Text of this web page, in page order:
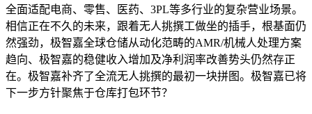
全面适配电商、零售、医药、3PL等多行业的复杂营业场景。
相信正在不久的未来，跟着无人挑撰工做坐的插手，根基面仍
然强劲，极智嘉全球仓储从动化范畴的AMR/机械人处理方案
趋向、极智嘉的稳健收入增加及净利润率改善势头仍然存正
在。极智嘉补齐了全流无人挑撰的最初一块拼图。极智嘉已将
下一步方针聚焦于仓库打包环节？